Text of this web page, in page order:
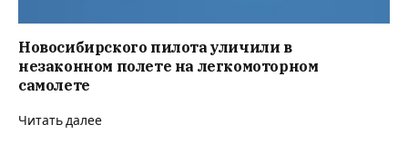
Новосибирского пилота уличили в
незаконном полете на легкомоторном
самолете
Читать далее